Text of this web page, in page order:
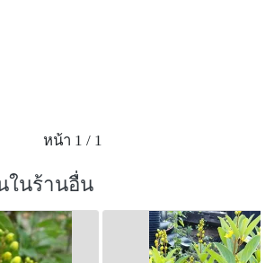
หน้า 1 / 1
ในร้านอื่น